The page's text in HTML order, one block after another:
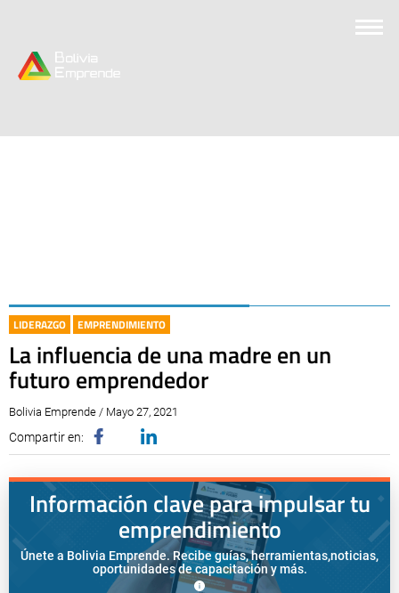
LIDERAZGO EMPRENDIMIENTO
La influencia de una madre en un
futuro emprendedor
Bolivia Emprende / Mayo 27, 2021
Compartir en:
Información clave para impulsar tu
emprendimiento
Únete a Bolivia Emprende. Recibe guías, herramientas,noticias,
oportunidades de capacitación y más.